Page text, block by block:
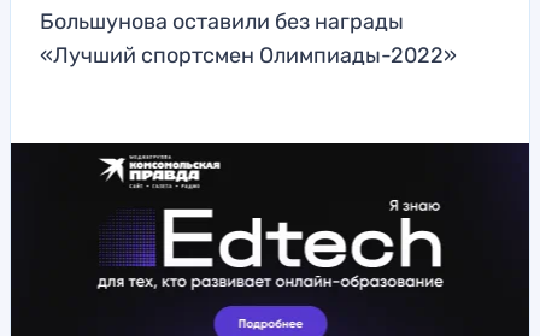
Большунова оставили без награды
«Лучший спортсмен Олимпиады-2022»